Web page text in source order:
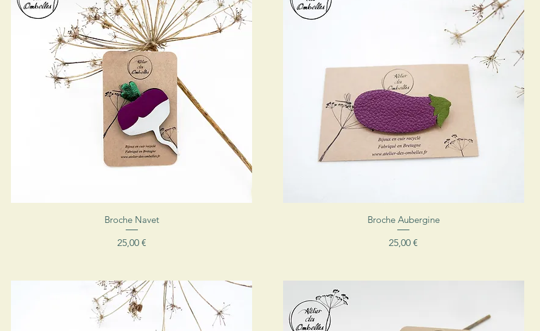
Aperçu rapide
Broche Navet
Prix
25,00 €
Aperçu rapide
Broche Aubergine
Prix
25,00 €